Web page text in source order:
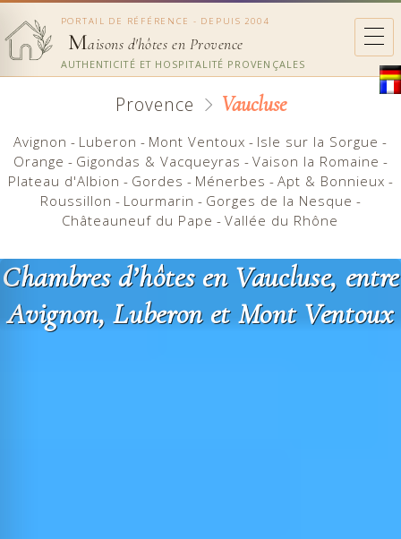
PORTAIL DE RÉFÉRENCE - DEPUIS 2004
Maisons d'hôtes en Provence
AUTHENTICITÉ ET HOSPITALITÉ PROVENÇALES
Provence Vaucluse
Avignon - Luberon - Mont Ventoux - Isle sur la Sorgue -
Orange - Gigondas & Vacqueyras - Vaison la Romaine -
Plateau d'Albion - Gordes - Ménerbes - Apt & Bonnieux -
Roussillon - Lourmarin - Gorges de la Nesque -
Châteauneuf du Pape -Vallée du Rhône
Chambres d’hôtes en Vaucluse, entre
Avignon, Luberon et Mont Ventoux